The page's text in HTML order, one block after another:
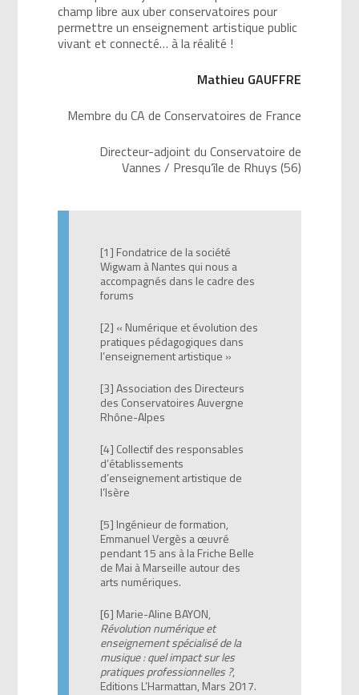
champ libre aux uber conservatoires pour
permettre un enseignement artistique public
vivant et connecté… à la réalité !
Mathieu GAUFFRE
Membre du CA de Conservatoires de France
Directeur-adjoint du Conservatoire de
Vannes / Presqu’île de Rhuys (56)
[1] Fondatrice de la société
Wigwam à Nantes qui nous a
accompagnés dans le cadre des
forums
[2] « Numérique et évolution des
pratiques pédagogiques dans
l’enseignement artistique »
[3] Association des Directeurs
des Conservatoires Auvergne
Rhône-Alpes
[4] Collectif des responsables
d’établissements
d’enseignement artistique de
l’Isère
[5] Ingénieur de formation,
Emmanuel Vergès a œuvré
pendant 15 ans à la Friche Belle
de Mai à Marseille autour des
arts numériques.
[6] Marie-Aline BAYON,
Révolution numérique et
enseignement spécialisé de la
musique : quel impact sur les
pratiques professionnelles ?,
Editions L’Harmattan, Mars 2017.